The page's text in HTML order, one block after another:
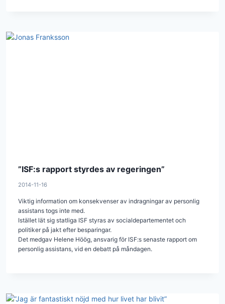
”ISF:s rapport styrdes av regeringen”
2014-11-16
Viktig information om konsekvenser av indragningar av personlig
assistans togs inte med.
Istället lät sig statliga ISF styras av socialdepartementet och
politiker på jakt efter besparingar.
Det medgav Helene Höög, ansvarig för ISF:s senaste rapport om
personlig assistans, vid en debatt på måndagen.